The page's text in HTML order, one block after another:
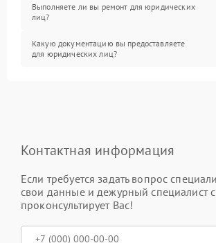
Выполняете ли вы ремонт для юридических
лиц?
Какую документацию вы предоставляете
для юридических лиц?
Контактная информация
Если требуется задать вопрос
свои данные и дежурный специалист
проконсультирует Вас!